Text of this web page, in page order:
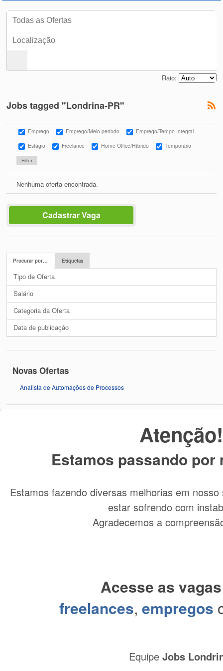
Raio:
Jobs tagged "Londrina-PR"
Emprego Emprego/Meio período
Emprego/Tempo Integral
Estágio
Freelance Home Office/Híbrido Temporário
Nenhuma oferta encontrada.
Cadastrar Vaga
Procurar por… Etiquetas
Tipo de Oferta
Salário
Categoria da Oferta
Data de publicação
Novas Ofertas
Analista de Automações de Processos
Vagas de Emprego em Londrina e região para as áreas de comunicação,
Novas Ofertas
Atenção!
Estamos passando por
Estamos fazendo diversas melhorias em
estar sofrendo com
Agradecemos a
Acesse as
freelances,empregos
EquipeJobs